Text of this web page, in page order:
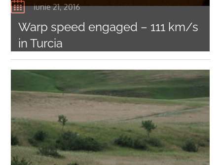
iunie 21, 2016
Warp speed engaged – 111 km/s
in Turcia